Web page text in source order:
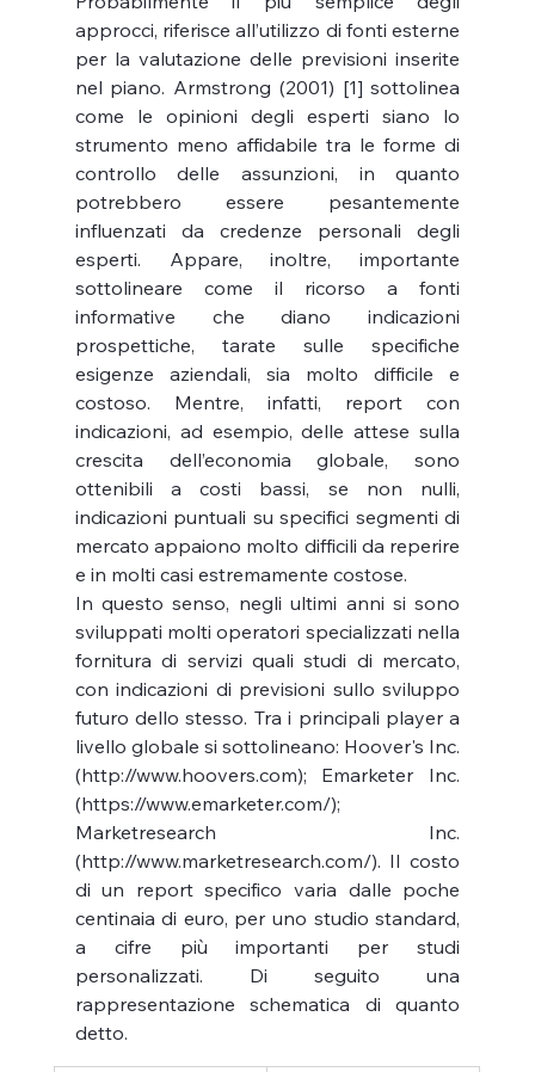
approcci, riferisce all’utilizzo di fonti esterne
per la valutazione delle previsioni inserite
nel piano. Armstrong (2001) [1] sottolinea
come le opinioni degli esperti siano lo
strumento meno affidabile tra le forme di
controllo delle assunzioni, in quanto
potrebbero essere pesantemente
influenzati da credenze personali degli
esperti. Appare, inoltre, importante
sottolineare come il ricorso a fonti
informative che diano indicazioni
prospettiche, tarate sulle specifiche
esigenze aziendali, sia molto difficile e
costoso. Mentre, infatti, report con
indicazioni, ad esempio, delle attese sulla
crescita dell’economia globale, sono
ottenibili a costi bassi, se non nulli,
indicazioni puntuali su specifici segmenti di
mercato appaiono molto difficili da reperire
e in molti casi estremamente costose.
In questo senso, negli ultimi anni si sono
sviluppati molti operatori specializzati nella
fornitura di servizi quali studi di mercato,
con indicazioni di previsioni sullo sviluppo
futuro dello stesso. Tra i principali player a
livello globale si sottolineano: Hoover's Inc.
(http://www.hoovers.com); Emarketer Inc.
(https://www.emarketer.com/);
Marketresearch Inc.
(http://www.marketresearch.com/). Il costo
di un report specifico varia dalle poche
centinaia di euro, per uno studio standard,
a cifre più importanti per studi
personalizzati. Di seguito una
rappresentazione schematica di quanto
detto.